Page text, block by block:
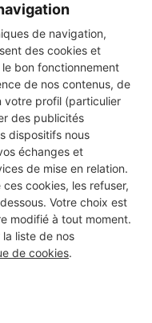
de navigation,
des cookies et
le bon fonctionnement
de nos contenus, de
votre profil (particulier
des publicités
dispositifs nous
échanges et
de mise en relation.
cookies, les refuser,
Votre choix est
modifié à tout moment.
liste de nos
de cookies.